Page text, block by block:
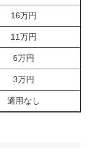
16万円
11万円
6万円
3万円
適用なし